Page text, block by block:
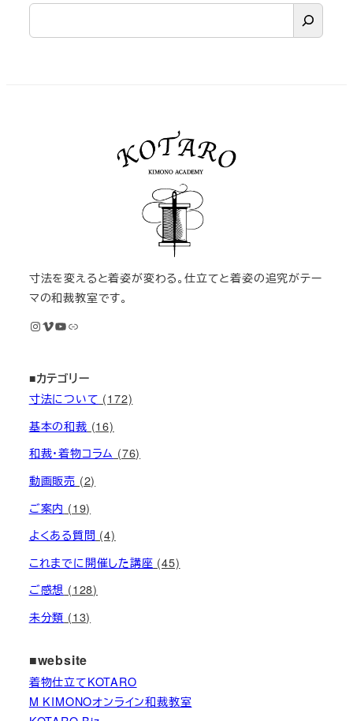
寸法を変えると着姿が変わる。仕立てと着姿の追究がテー
マの和裁教室です。
InstagramVimeo YouTube M KIMONOオンライン和裁教室
■カテゴリー
寸法について (172)
基本の和裁 (16)
和裁・着物コラム (76)
動画販売 (2)
ご案内 (19)
よくある質問 (4)
これまでに開催した講座 (45)
ご感想 (128)
未分類 (13)
■website
着物仕立てKOTARO
M KIMONOオンライン和裁教室